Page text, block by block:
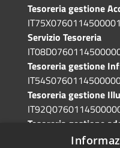
Tesoreria gestione
Servizio Tesoreria
Tesoreria gestione
Tesoreria gestione
Tesoreria gestione